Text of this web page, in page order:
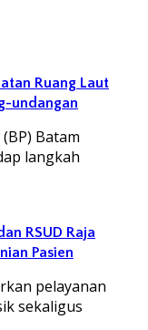
Ruang Laut
undangan
Batam
langkah
RSUD Raja
Pasien
pelayanan
sekaligus